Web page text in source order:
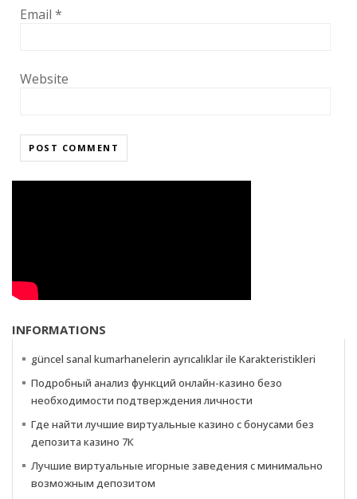
Email *
Website
INFORMATIONS
güncel sanal kumarhanelerin ayrıcalıklar ile Karakteristikleri
Подробный анализ функций онлайн-казино безо
необходимости подтверждения личности
Где найти лучшие виртуальные казино с бонусами без
депозита казино 7К
Лучшие виртуальные игорные заведения с минимально
возможным депозитом